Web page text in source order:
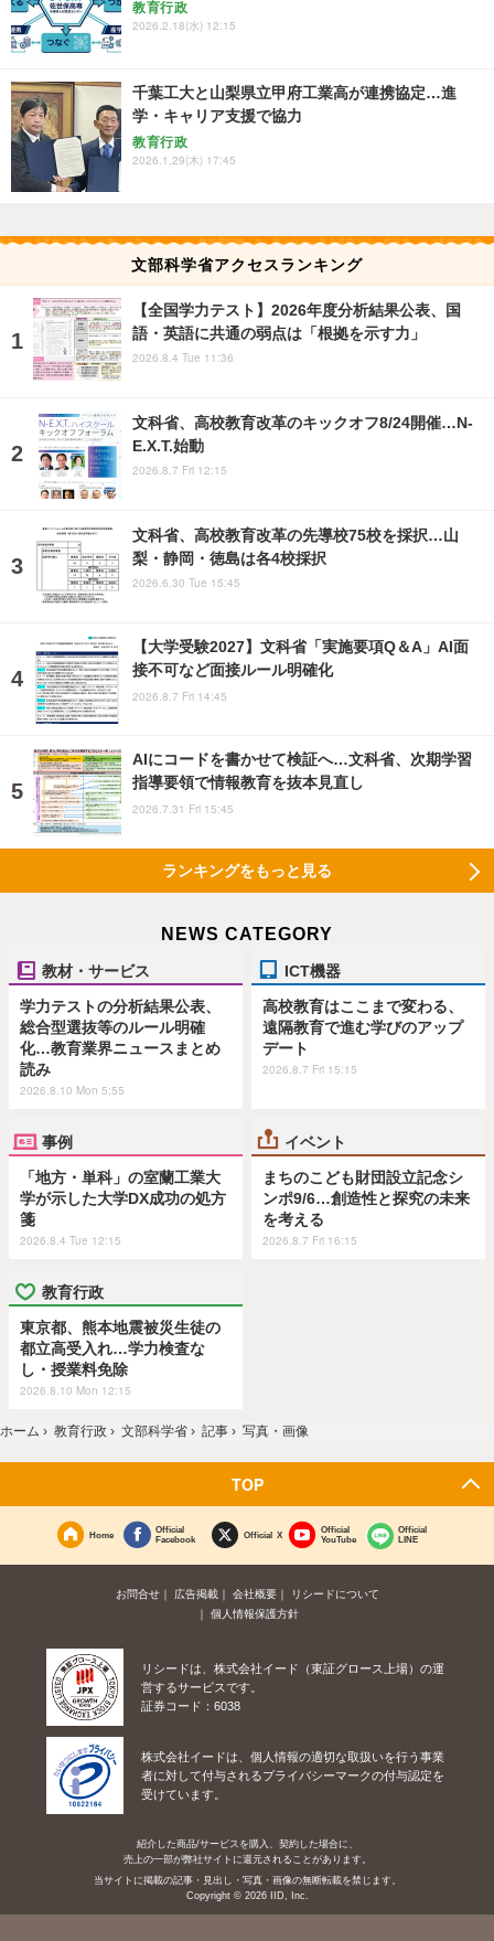
教育行政
2026.2.18(水) 12:15
千葉工大と山梨県立甲府工業高が連携協定…進
学・キャリア支援で協力
教育行政
2026.1.29(木) 17:45
文部科学省アクセスランキング
【全国学力テスト】2026年度分析結果公表、国
語・英語に共通の弱点は「根拠を示す力」
2026.8.4 Tue 11:36
文科省、高校教育改革のキックオフ8/24開催…N-
E.X.T.始動
2026.8.7 Fri 12:15
文科省、高校教育改革の先導校75校を採択…山
梨・静岡・徳島は各4校採択
2026.6.30 Tue 15:45
【大学受験2027】文科省「実施要項Q＆A」AI面
接不可など面接ルール明確化
2026.8.7 Fri 14:45
AIにコードを書かせて検証へ…文科省、次期学習
指導要領で情報教育を抜本見直し
2026.7.31 Fri 15:45
ランキングをもっと見る
NEWS CATEGORY
教材・サービス
学力テストの分析結果公表、
総合型選抜等のルール明確
化…教育業界ニュースまとめ
読み
2026.8.10 Mon 5:55
ICT機器
高校教育はここまで変わる、
遠隔教育で進む学びのアップ
デート
2026.8.7 Fri 15:15
事例
「地方・単科」の室蘭工業大
学が示した大学DX成功の処方
箋
2026.8.4 Tue 12:15
イベント
まちのこども財団設立記念シ
ンポ9/6…創造性と探究の未来
を考える
2026.8.7 Fri 16:15
教育行政
東京都、熊本地震被災生徒の
都立高受入れ…学力検査な
し・授業料免除
2026.8.10 Mon 12:15
ホーム › 教育行政 › 文部科学省 › 記事 › 写真・画像
TOP
Home
Official
Facebook
Official X
Official
YouTube
Official
LINE
お問合せ 広告掲載 会社概要
リシードについて
個人情報保護方針
リシードは、株式会社イード（東証グロース上場）の運
営するサービスです。
証券コード：6038
株式会社イードは、個人情報の適切な取扱いを行う事業
者に対して付与されるプライバシーマークの付与認定を
受けています。
紹介した商品/サービスを購入、契約した場合に、
売上の一部が弊社サイトに還元されることがあります。
当サイトに掲載の記事・見出し・写真・画像の無断転載を禁じます。
Copyright © 2026 IID, Inc.